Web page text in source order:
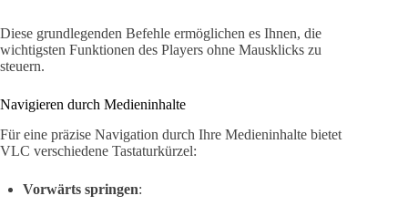
Diese grundlegenden Befehle ermöglichen es Ihnen, die
wichtigsten Funktionen des Players ohne Mausklicks zu
steuern.
Navigieren durch Medieninhalte
Für eine präzise Navigation durch Ihre Medieninhalte bietet
VLC verschiedene Tastaturkürzel:
Vorwärts springen: